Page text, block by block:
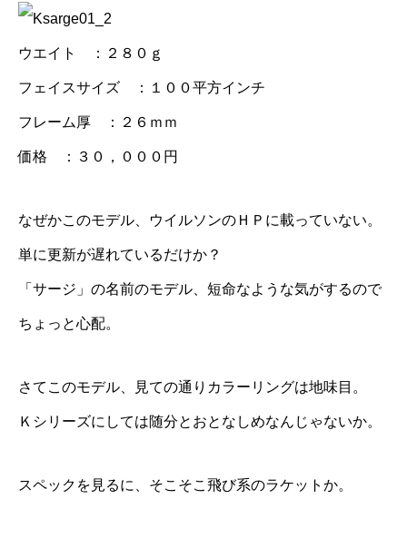
ウエイト ：２８０ｇ
フェイスサイズ ：１００平方インチ
フレーム厚 ：２６ｍｍ
価格 ：３０，０００円
なぜかこのモデル、ウイルソンのＨＰに載っていない。
単に更新が遅れているだけか？
「サージ」の名前のモデル、短命なような気がするので
ちょっと心配。
さてこのモデル、見ての通りカラーリングは地味目。
Ｋシリーズにしては随分とおとなしめなんじゃないか。
スペックを見るに、そこそこ飛び系のラケットか。